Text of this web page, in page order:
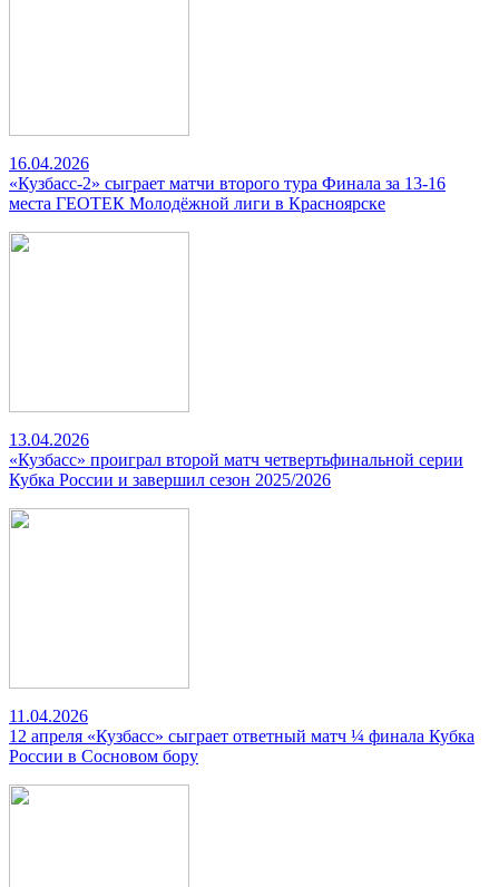
16.04.2026
«Кузбасс-2» сыграет матчи второго тура Финала за 13-16
места ГЕОТЕК Молодёжной лиги в Красноярске
13.04.2026
«Кузбасс» проиграл второй матч четвертьфинальной серии
Кубка России и завершил сезон 2025/2026
11.04.2026
12 апреля «Кузбасс» сыграет ответный матч ¼ финала Кубка
России в Сосновом бору